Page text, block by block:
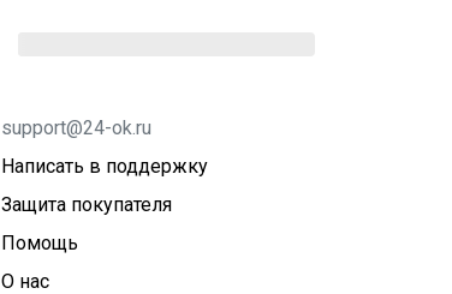
support@24-ok.ru
Написать в поддержку
Защита покупателя
Помощь
О нас